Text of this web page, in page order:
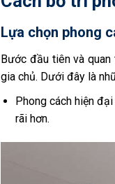
Lựa chọn phong
Bước đầu tiên và
gia chủ. Dưới đây là
Phong cách hiện
rãi hơn.